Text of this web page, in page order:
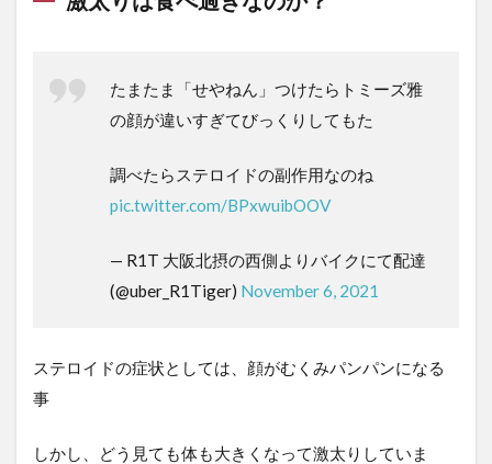
たまたま「せやねん」つけたらトミーズ雅
の顔が違いすぎてびっくりしてもた
調べたらステロイドの副作用なのね
pic.twitter.com/BPxwuibOOV
— R1T 大阪北摂の西側よりバイクにて配達
(@uber_R1Tiger) November 6, 2021
ステロイドの症状としては、顔がむくみパンパンになる
事
しかし、どう見ても体も大きくなって激太りしていま